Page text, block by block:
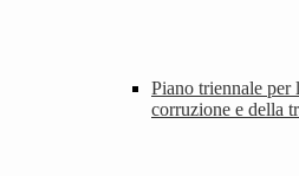
Piano triennale per
corruzione e della